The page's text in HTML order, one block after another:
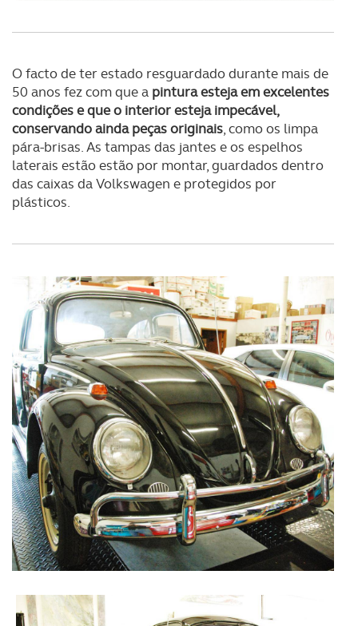
dados pessoais serão realizadas apenas com o seu
consentimento e quando tal se afigure estritamente
necessário no contexto dos serviços a prestar.
Realçamos que o bloqueio de certo tipo de Cookies e
tecnologias similares pode ter impacto na sua
experiência de navegação no Website e nos serviços
O facto de ter estado resguardado durante mais de
50 anos fez com que a pintura esteja em excelentes
condições e que o interior esteja impecável,
conservando ainda peças originais, como os limpa
pára-brisas. As tampas das jantes e os espelhos
laterais estão estão por montar, guardados dentro
das caixas da Volkswagen e protegidos por
plásticos.